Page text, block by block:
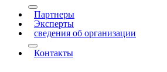
More about: Проекты
Партнеры
Эксперты
сведения об организации
More about: сведения об организации
Контакты